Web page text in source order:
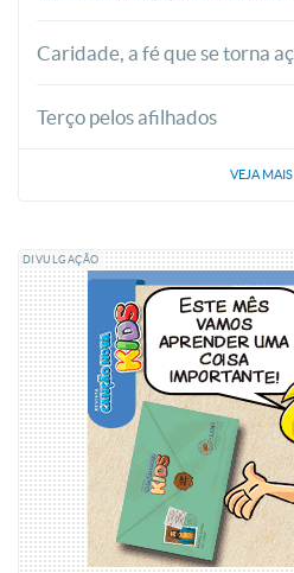
Caridade, a fé que se torna
Terço pelos afilhados
VEJA MAIS
DIVULGAÇÃO